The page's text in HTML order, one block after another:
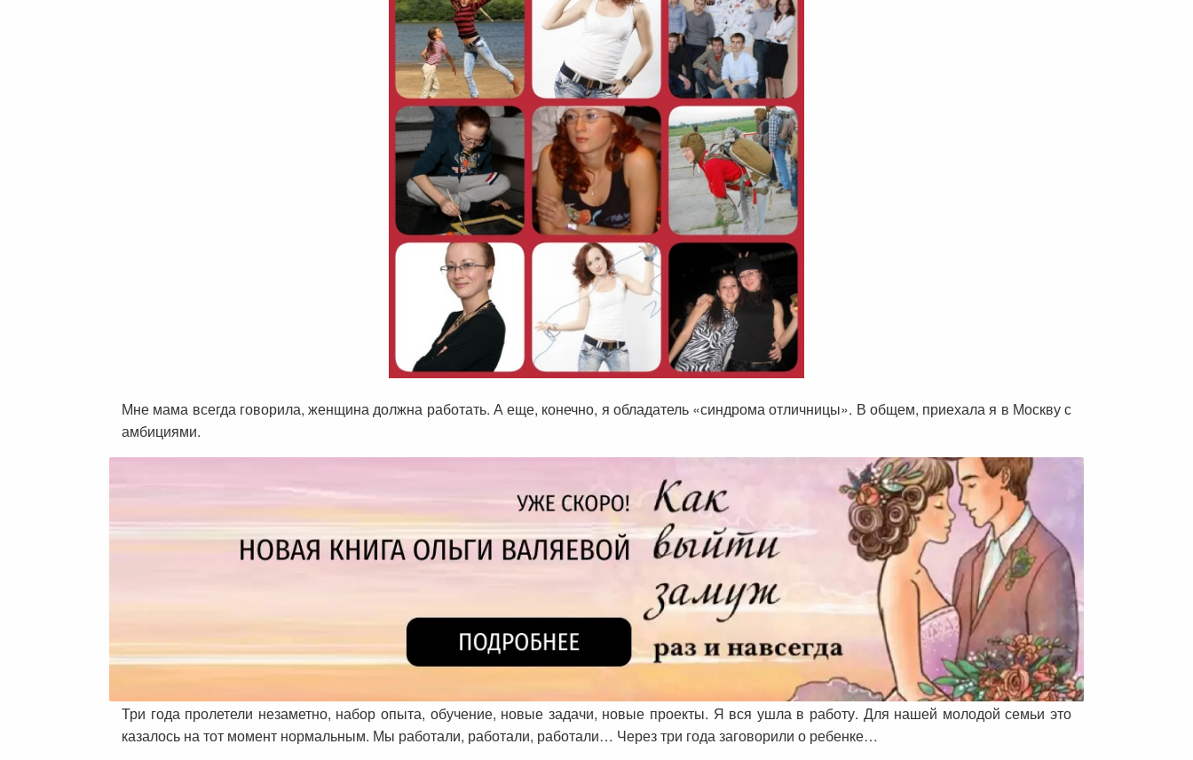
Мне мама всегда говорила, женщина должна работать. А еще, конечно, я обладатель «синдрома отличницы». В общем, приехала я в Москву с
амбициями.
Три года пролетели незаметно, набор опыта, обучение, новые задачи, новые проекты. Я вся ушла в работу. Для нашей молодой семьи это
казалось на тот момент нормальным. Мы работали, работали, работали… Через три года заговорили о ребенке…